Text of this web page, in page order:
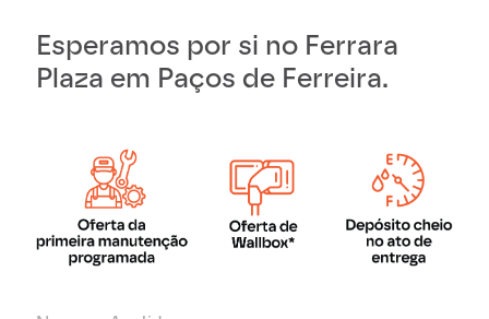
Esperamos por si no Ferrara
Plaza em Paços de Ferreira.